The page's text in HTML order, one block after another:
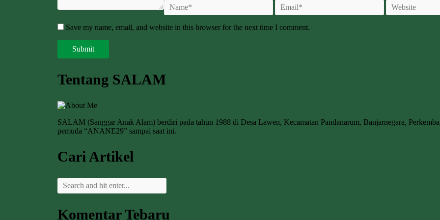
Save my name, email, and website in this browser for the next time I comment.
Tentang SALAM
SALAM (Sanggar Anak Alam) berdiri pada tahun 1988 di Desa Lawen, Kecamatan Pandanarum, Banjarnegara,
pemuda “ANANE29” sampai saat ini.
Cari Artikel
Komentar Tebaru